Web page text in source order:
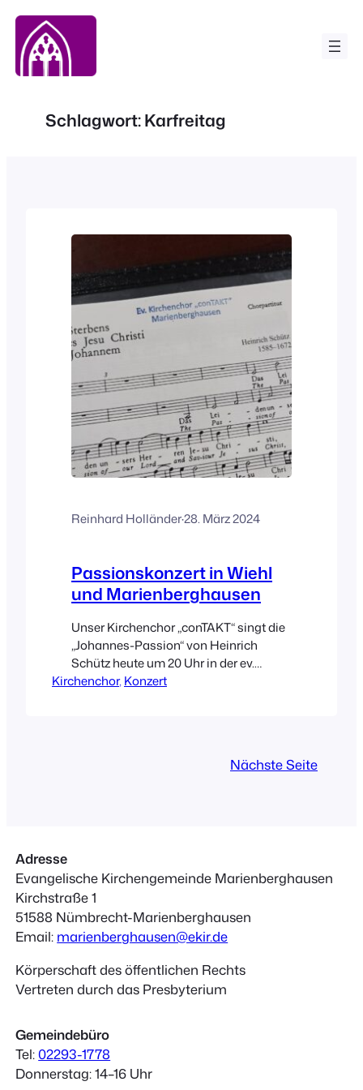
Zum
Inhalt
springen
Schlagwort:Karfreitag
Reinhard Holländer·28. März 2024
Passionskonzert in Wiehl
und Marienberghausen
Unser Kirchenchor „conTAKT“ singt die
„Johannes-Passion“ von Heinrich
Schütz heute um 20 Uhr in der ev.
Kirche in Wiehl und an Karfreitag um 19
Passionund Orgelmusik von Bach und
Kirchenchor, Konzert
Nächste Seite
Adresse
Evangelische Kirchengemeinde Marienberghausen
Kirchstraße 1
51588 Nümbrecht-Marienberghausen
Email: marienberghausen@ekir.de
Körperschaft des öffentlichen Rechts
Vertreten durch das Presbyterium
Gemeindebüro
Tel:02293-1778
Donnerstag: 14–16 Uhr